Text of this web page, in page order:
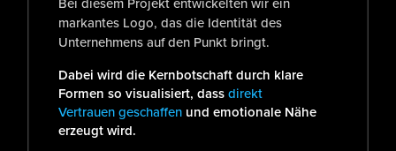
markantes Logo, das die Identität des
Unternehmens auf den Punkt bringt.
Dabei wird die Kernbotschaft durch klare
Formen so visualisiert, dassdirekt
Vertrauen geschaffen und emotionale Nähe
erzeugt wird.